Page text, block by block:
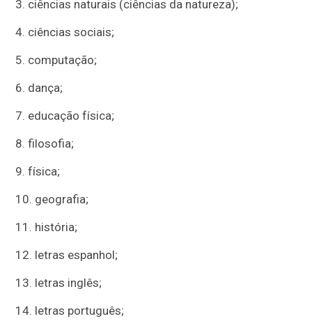
3. ciências naturais (ciências da natureza);
4. ciências sociais;
5. computação;
6. dança;
7. educação física;
8. filosofia;
9. física;
10. geografia;
11. história;
12. letras espanhol;
13. letras inglês;
14. letras português;